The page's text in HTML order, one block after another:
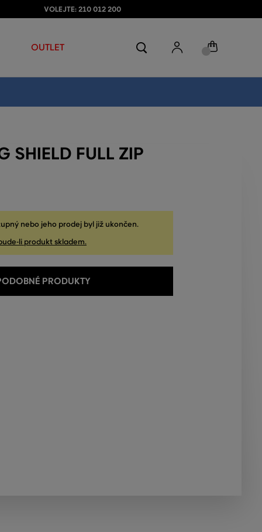
VOLEJTE: 210 012 200
OUTLET
SHIELD FULL ZIP
nebo jeho prodej byl již ukončen.
li produkt skladem.
PRODUKTY